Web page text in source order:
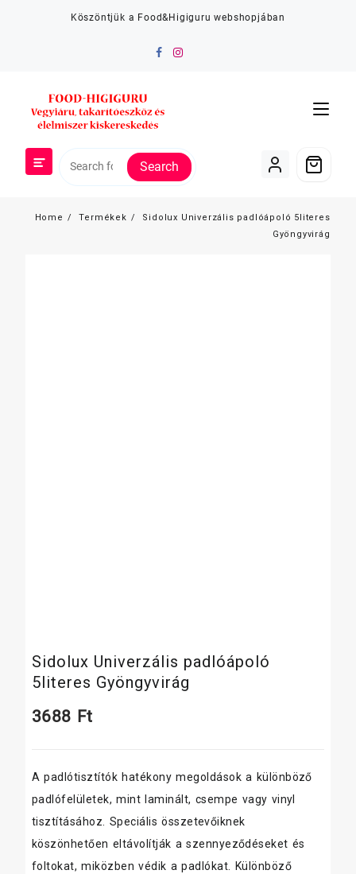
Köszöntjük a Food&Higiguru webshopjában
Search
Home Termékek
Sidolux Univerzális padlóápoló 5literes
Gyöngyvirág
Sidolux Univerzális padlóápoló
5literes Gyöngyvirág
3688 Ft
A padlótisztítók hatékony megoldások a különböző
padlófelületek, mint laminált, csempe vagy vinyl
tisztításához. Speciális összetevőiknek
köszönhetően eltávolítják a szennyeződéseket és
foltokat, miközben védik a padlókat. Különböző